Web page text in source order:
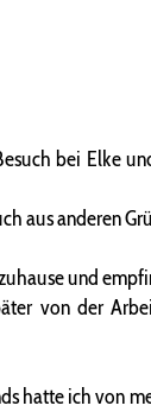
bei Elke
aus anderen
und
von der
hatte ich von